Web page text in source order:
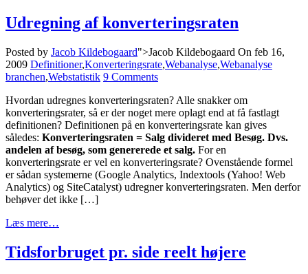
Udregning af konverteringsraten
Posted by Jacob Kildebogaard">Jacob Kildebogaard On feb 16,
2009 Definitioner,Konverteringsrate,Webanalyse,Webanalyse
branchen,Webstatistik 9 Comments
Hvordan udregnes konverteringsraten? Alle snakker om
konverteringsrater, så er der noget mere oplagt end at få fastlagt
definitionen? Definitionen på en konverteringsrate kan gives
således: Konverteringsraten = Salg divideret med Besøg. Dvs.
andelen af besøg, som genererede et salg. For en
konverteringsrate er vel en konverteringsrate? Ovenstående formel
er sådan systemerne (Google Analytics, Indextools (Yahoo! Web
Analytics) og SiteCatalyst) udregner konverteringsraten. Men derfor
behøver det ikke […]
Læs mere…
Tidsforbruget pr. side reelt højere